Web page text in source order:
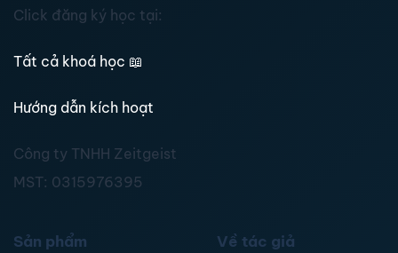
Click đăng ký học tại:
Tất cả khoá học 📖
Hướng dẫn kích hoạt
Công ty TNHH Zeitgeist
MST: 0315976395
Sản phẩm Về tác giả